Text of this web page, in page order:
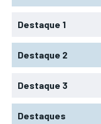
Destaque 1
Destaque 2
Destaque 3
Destaques